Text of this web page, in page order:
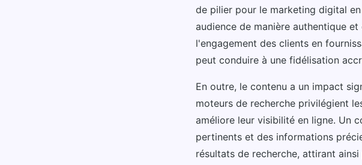
de pilier pour le marketing digital
audience de manière authentique
l'engagement des clients en
peut conduire à une fidélisation
En outre, le contenu a un impact
moteurs de recherche privilégient
améliore leur visibilité en ligne. Un
pertinents et des informations
résultats de recherche, attirant